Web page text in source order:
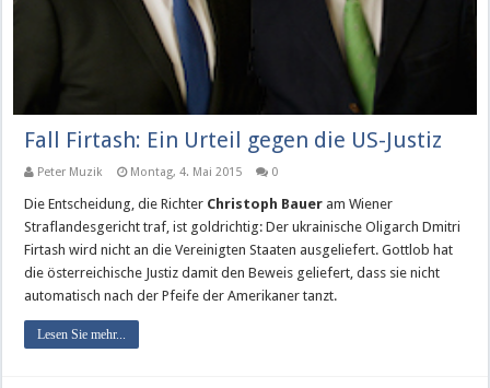
Fall Firtash: Ein Urteil gegen die US-Justiz
Peter Muzik Montag, 4. Mai 2015 0
Die Entscheidung, die Richter Christoph Bauer am Wiener
Straflandesgericht traf, ist goldrichtig: Der ukrainische Oligarch Dmitri
Firtash wird nicht an die Vereinigten Staaten ausgeliefert. Gottlob hat
die österreichische Justiz damit den Beweis geliefert, dass sie nicht
automatisch nach der Pfeife der Amerikaner tanzt.
Lesen Sie mehr...